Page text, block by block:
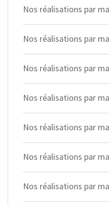
Nos réalisations par
Nos réalisations par
Nos réalisations par
Nos réalisations par
Nos réalisations par
Nos réalisations par
Nos réalisations par